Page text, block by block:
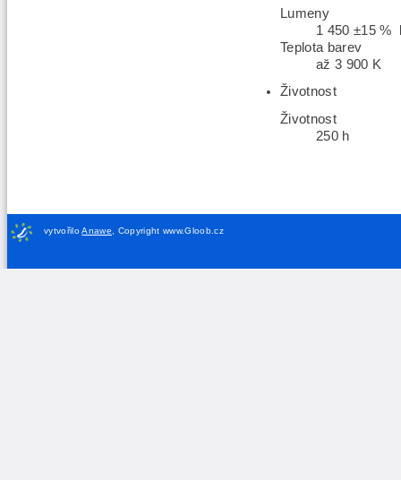
Lumeny
1 450 ±15 %
Teplota barev
až 3 900 K
Životnost
Životnost
250 h
vytvořiloAnawe Copyright www.Gloob.cz